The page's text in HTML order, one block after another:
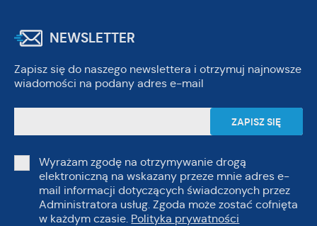
NEWSLETTER
Zapisz się do naszego newslettera i otrzymuj najnowsze
wiadomości na podany adres e-mail
Wyrażam zgodę na otrzymywanie drogą
elektroniczną na wskazany przeze mnie adres e-
mail informacji dotyczących świadczonych przez
Administratora usług. Zgoda może zostać cofnięta
w każdym czasie. Polityka prywatności